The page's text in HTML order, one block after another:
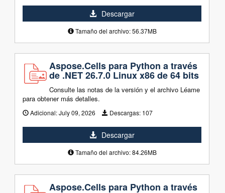
Descargar
Tamaño del archivo: 56.37MB
Aspose.Cells para Python a través
de .NET 26.7.0 Linux x86 de 64 bits
Consulte las notas de la versión y el archivo Léame
para obtener más detalles.
Adicional:July 09, 2026 Descargas: 107
Descargar
Tamaño del archivo: 84.26MB
Aspose.Cells para Python a través